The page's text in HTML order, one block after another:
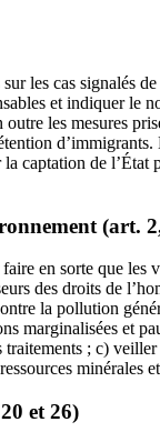
les cas signalés
et indiquer le
les mesures
captation de
(art.
en sorte que
des droits de
la pollution
marginalisées et
; c)
minérales
et 26)